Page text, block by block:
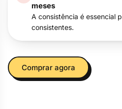
meses
A consistência é essencial
consistentes.
Comprar agora